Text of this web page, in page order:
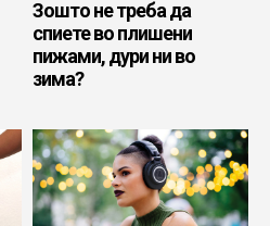
Зошто не треба да
спиете во плишени
пижами, дури ни во
зима?